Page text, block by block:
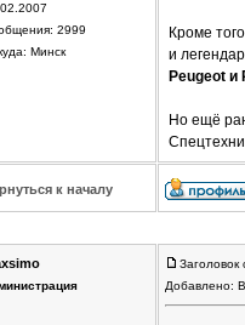
2999
Минск
Кроме
и
Peugeot и
Но ещё
к началу
Заголовок
Добавлено: